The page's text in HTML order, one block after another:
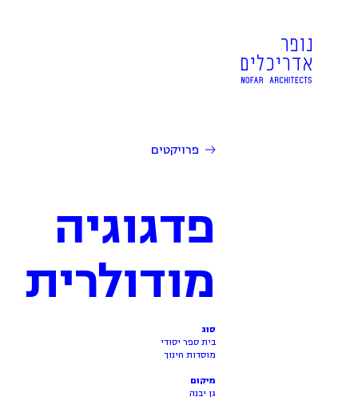
פרויקטים
פדגוגיה
מודולרית
סוג
בית ספר יסודי
מוסדות חינוך
מיקום
גן יבנה